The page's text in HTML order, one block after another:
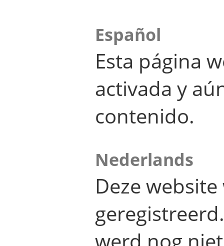
Español
Esta página
activada y
contenido.
Nederlands
Deze